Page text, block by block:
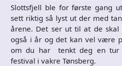
Slottsfjell ble for første gang
sett riktig så lyst ut der med
årene. Det ser ut til at de
også i år og det kan vel være
om du har tenkt deg en tur
festival i vakre Tønsberg.